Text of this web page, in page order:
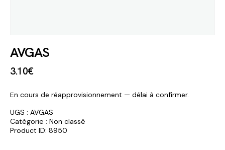
AVGAS
3.10€
En cours de réapprovisionnement — délai à confirmer.
UGS : AVGAS
Catégorie : Non classé
Product ID: 8950